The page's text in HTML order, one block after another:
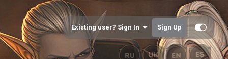
Existing user? Sign In Sign Up